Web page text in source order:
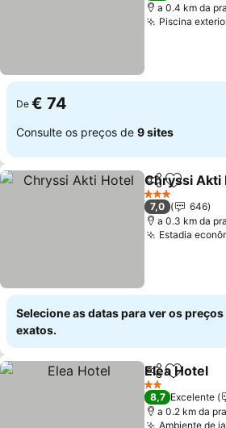
a 0.4 km da
Piscina
De € 74
Consulte os preços de 9 sites
Partilhar
Chryssi Akti
3 Estrelas
7,0
646
a 0.3 km da
Estadia
Selecione as datas para ver os preços
exatos.
Partilhar
Elea Hotel
2 Estrelas
8,7 Excelente
a 0.2 km da
Ambiente de